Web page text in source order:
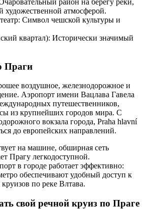
художественной атмосферой.
Символ чешской культуры и
квартал): Исторически значимый
Праги
воздушное, железнодорожное и
Аэропорт имени Вацлава Гавела
путешественников,
из крупнейших городов мира. С
вокзала города, Praha hlavní
до европейских направлений.
на машине, обширная сеть
Прагу легкодоступной.
в городе работает эффективно:
обеспечивают удобный доступ к
по реке Влтава.
свой речной круиз по Праге